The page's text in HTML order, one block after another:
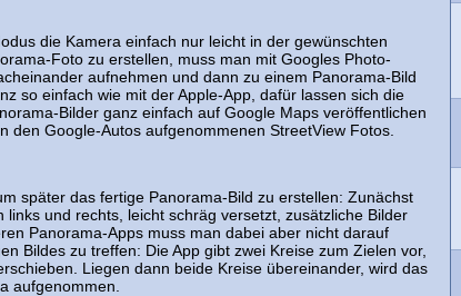
die Kamera einfach nur leicht in der gewünschten
Foto zu erstellen, muss man mit Googles Photo-
aufnehmen und dann zu einem Panorama-Bild
so einfach wie mit der Apple-App, dafür lassen sich die
Bilder ganz einfach auf Google Maps veröffentlichen
den Google-Autos aufgenommenen StreetView Fotos.
später das fertige Panorama-Bild zu erstellen: Zunächst
und rechts, leicht schräg versetzt, zusätzliche Bilder
Panorama-Apps muss man dabei aber nicht darauf
Bildes zu treffen: Die App gibt zwei Kreise zum Zielen vor,
Liegen dann beide Kreise übereinander, wird das
aufgenommen.